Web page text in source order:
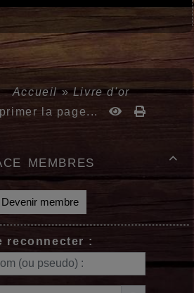
:Accueil»Livre d'or
la page...

membres
Devenir membre
reconnecter :